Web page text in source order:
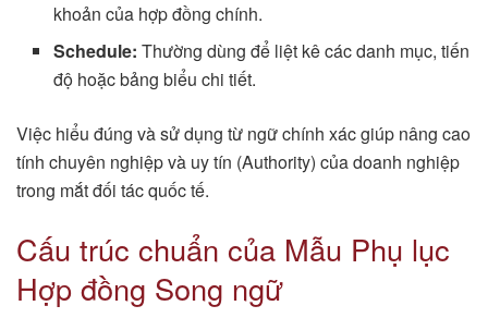
khoản của hợp đồng chính.
Schedule: Thường dùng để liệt kê các danh mục, tiến
độ hoặc bảng biểu chi tiết.
Việc hiểu đúng và sử dụng từ ngữ chính xác giúp nâng cao
tính chuyên nghiệp và uy tín (Authority) của doanh nghiệp
trong mắt đối tác quốc tế.
Cấu trúc chuẩn của Mẫu Phụ lục
Hợp đồng Song ngữ